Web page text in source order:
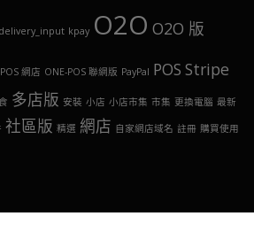
delivery_input kpay O2O O2O 版
網店 ONE-POS 聯網版 PayPal POS Stripe
多店版 安裝 小店 小店市集 市集 更換電腦 最新
社區版 精選 網店 自家網店域名 註冊 購買使用